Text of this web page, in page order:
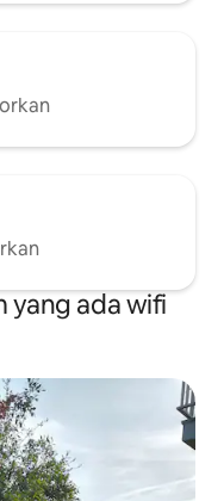
yang ada wifi